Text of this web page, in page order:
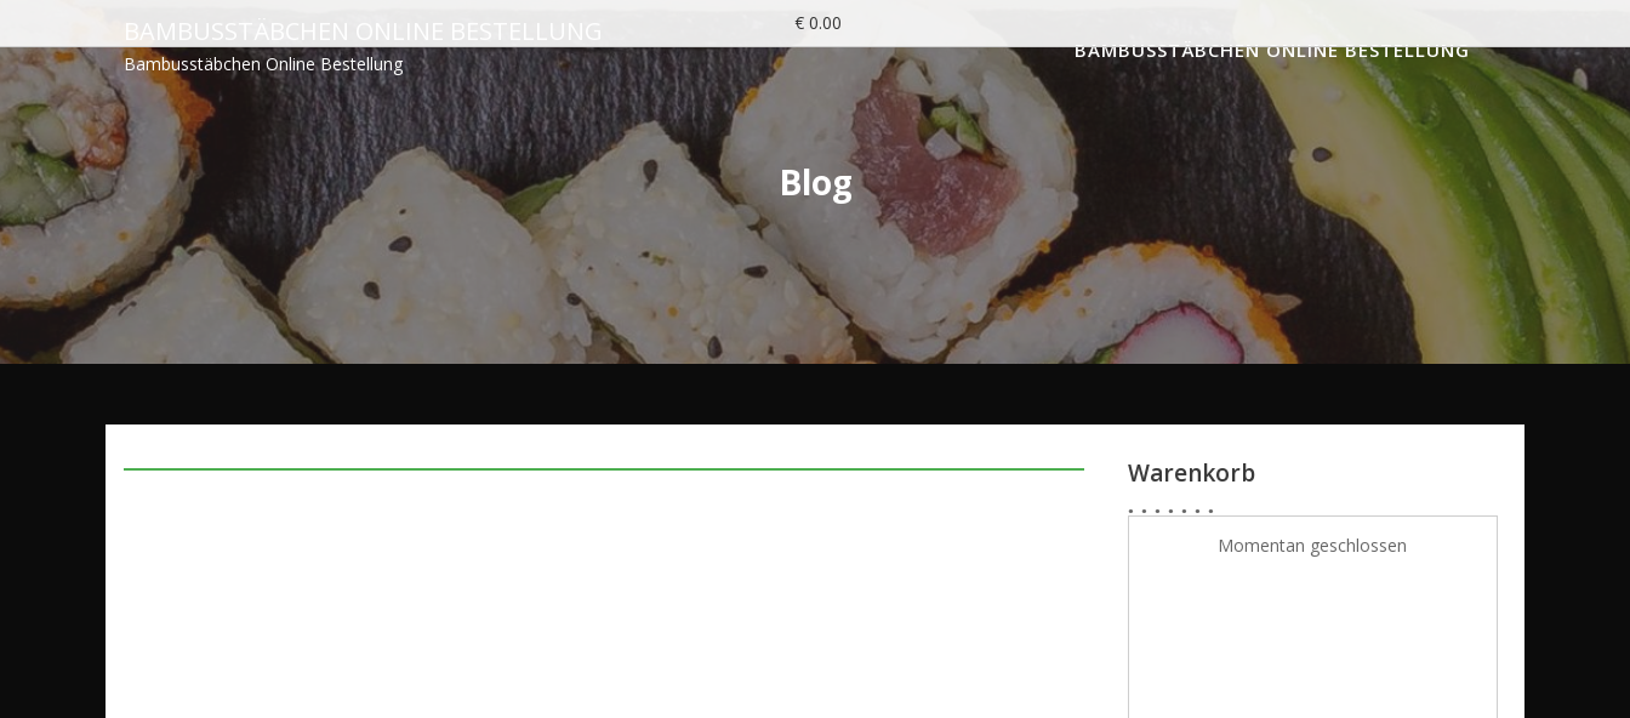
to
content
BAMBUSSTÄBCHEN ONLINE BESTELLUNG
Bambusstäbchen Online Bestellung
BAMBUSSTÄBCHEN ONLINE BESTELLUNG
Blog
Warenkorb
Momentan geschlossen
€ 0.00